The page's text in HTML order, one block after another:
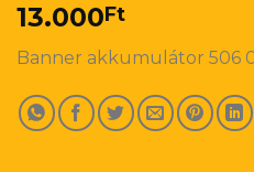
13.000Ft
Banner akkumulátor 506